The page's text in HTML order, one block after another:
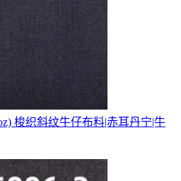
梭织斜纹牛仔布料|赤耳丹宁|牛